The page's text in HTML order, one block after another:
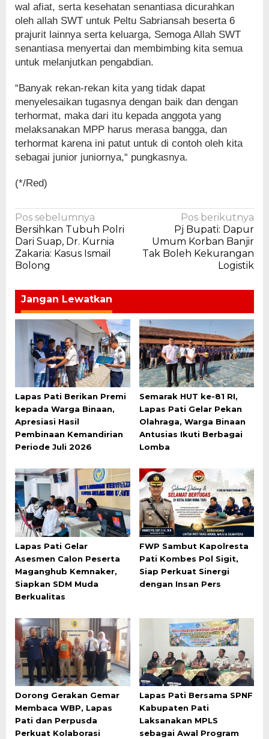
wal afiat, serta kesehatan senantiasa dicurahkan
oleh allah SWT untuk Peltu Sabriansah beserta 6
prajurit lainnya serta keluarga, Semoga Allah SWT
senantiasa menyertai dan membimbing kita semua
untuk melanjutkan pengabdian.
“Banyak rekan-rekan kita yang tidak dapat
menyelesaikan tugasnya dengan baik dan dengan
terhormat, maka dari itu kepada anggota yang
melaksanakan MPP harus merasa bangga, dan
terhormat karena ini patut untuk di contoh oleh kita
sebagai junior juniornya,“ pungkasnya.
(*/Red)
Navigasi
pos
Pos sebelumnya
Bersihkan Tubuh Polri
Dari Suap, Dr. Kurnia
Zakaria: Kasus Ismail
Bolong
Pos berikutnya
Pj Bupati: Dapur
Umum Korban Banjir
Tak Boleh Kekurangan
Logistik
Jangan Lewatkan
Lapas Pati Berikan Premi
kepada Warga Binaan,
Apresiasi Hasil
Pembinaan Kemandirian
Periode Juli 2026
Semarak HUT ke-81 RI,
Lapas Pati Gelar Pekan
Olahraga, Warga Binaan
Antusias Ikuti Berbagai
Lomba
Lapas Pati Gelar
Asesmen Calon Peserta
Maganghub Kemnaker,
Siapkan SDM Muda
Berkualitas
FWP Sambut Kapolresta
Pati Kombes Pol Sigit,
Siap Perkuat Sinergi
dengan Insan Pers
Dorong Gerakan Gemar
Membaca WBP, Lapas
Pati dan Perpusda
Perkuat Kolaborasi
Lapas Pati Bersama SPNF
Kabupaten Pati
Laksanakan MPLS
sebagai Awal Program